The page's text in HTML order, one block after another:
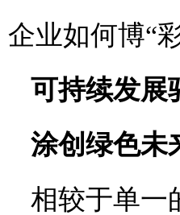
企业如何博“
可持续发展
涂创绿色未
相较于单一